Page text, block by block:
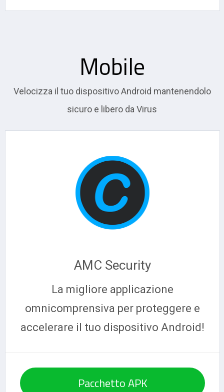
Mobile
Velocizza il tuo dispositivo Android mantenendolo
sicuro e libero da Virus
AMC Security
La migliore applicazione
omnicomprensiva per proteggere e
accelerare il tuo dispositivo Android!
Pacchetto APK